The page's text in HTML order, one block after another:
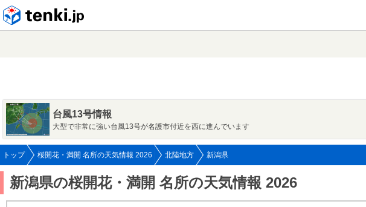
台風13号情報
大型で非常に強い台風13号が名護市付近を西に進んでいます
トップ 桜開花・満開 名所の天気情報 2026 北陸地方 新潟県
新潟県の桜開花・満開 名所の天気情報 2026